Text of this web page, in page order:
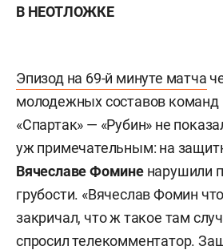
В НЕОТЛОЖКЕ
Эпизод на 69-й минуте матча
молодежных составов команд
«Спартак» — «Рубин» не
уж примечательным: на
Вячеславе Фомине нарушили
грубости. «Вячеслав Фомин
закричал, что ж такое там
спросил телекомментатор.